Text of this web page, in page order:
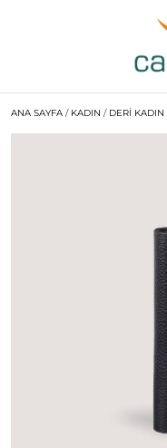
ANA SAYFA / KADIN / DERI KADIN